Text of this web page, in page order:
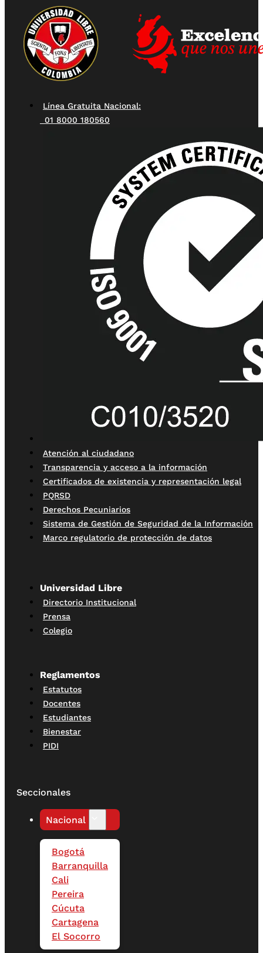
Línea Gratuita Nacional:
01 8000 180560
Atención al ciudadano
Transparencia y acceso a la información
Certificados de existencia y representación legal
PQRSD
Derechos Pecuniarios
Sistema de Gestión de Seguridad de la Información
Marco regulatorio de protección de datos
Universidad Libre
Directorio Institucional
Prensa
Colegio
Reglamentos
Estatutos
Docentes
Estudiantes
Bienestar
PIDI
Seccionales
Nacional
Bogotá
Barranquilla
Cali
Pereira
Cúcuta
Cartagena
El Socorro